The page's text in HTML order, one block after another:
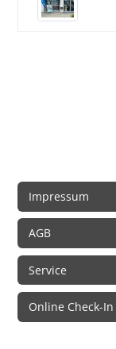
Impressum
AGB
Service
Online Check-In